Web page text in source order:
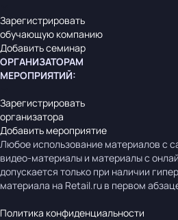
Зарегистрировать
обучающую компанию
Добавить семинар
ОРГАНИЗАТОРАМ
МЕРОПРИЯТИЙ:
Зарегистрировать
организатора
Добавить мероприятие
Любое использование материалов с
видео-материалы и материалы с
допускается только при наличии
материала на Retail.ru в первом
Политика конфиденциальности